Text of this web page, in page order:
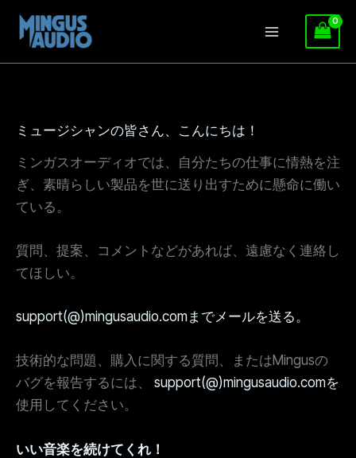
ミュージシャンの皆さん、こんにちは！
ミンガスオーディオでは、自分たちの仕事に情熱を注
ぎ、素晴らしい製品を世に送り出すために懸命に働い
ている。
質問、提案、コメントなどがあれば、遠慮なく連絡し
てほしい。
support(@)mingusaudio.comまでメールを送る。
技術的な問題、購入に関する質問、またはMingusの
バグを報告するには、
support(@)mingusaudio.comを
使用してください。
いい音楽を続けてくれ！